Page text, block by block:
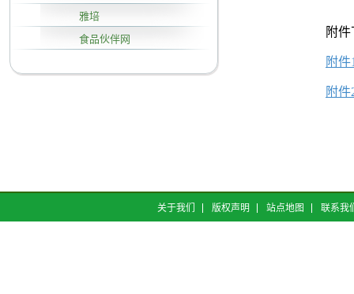
雅培
食品伙伴网
附
附
附
关于我们 版权声明 站点地图 联系我